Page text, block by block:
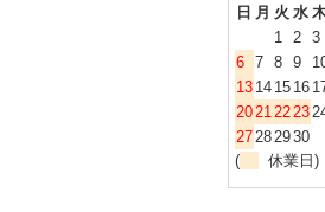
日 月 火 水
1 2 3
6 7 8 9
13 14 15 16
20212223
27282930
(
休業日)